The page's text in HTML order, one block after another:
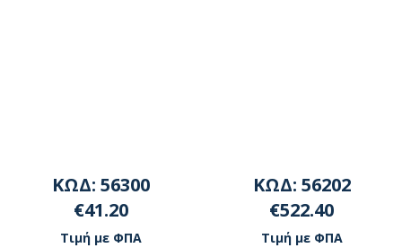
ΚΩΔ: 56300
€41.20
Τιμή με ΦΠΑ
ΚΩΔ: 56202
€522.40
Τιμή με ΦΠΑ